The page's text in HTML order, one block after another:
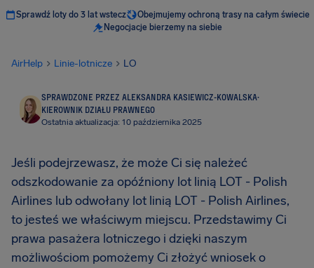
Sprawdź loty do 3 lat wstecz
Obejmujemy ochroną trasy na całym świecie
Negocjacje bierzemy na siebie
AirHelp Linie-lotnicze LO
SPRAWDZONE PRZEZ ALEKSANDRA KASIEWICZ-KOWALSKA·
KIEROWNIK DZIAŁU PRAWNEGO
Ostatnia aktualizacja: 10 października 2025
Jeśli podejrzewasz, że może Ci się należeć
odszkodowanie za opóźniony lot linią LOT - Polish
Airlines lub odwołany lot linią LOT - Polish Airlines,
to jesteś we właściwym miejscu. Przedstawimy Ci
prawa pasażera lotniczego i dzięki naszym
możliwościom pomożemy Ci złożyć wniosek o